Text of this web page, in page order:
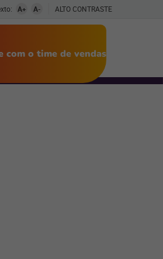
A+ A- ALTO CONTRASTE
com o time de vendas